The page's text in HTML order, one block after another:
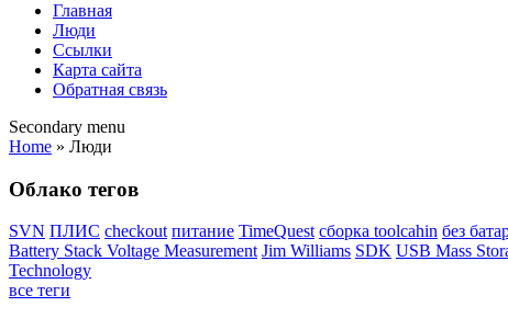
Главная
Люди
Ссылки
Карта сайта
Обратная связь
Secondary menu
Home » Люди
Облако тегов
SVN ПЛИС checkout питание TimeQuest сборка toolcahin без
Battery Stack Voltage Measurement Jim Williams SDK USB Mass
Technology
все теги